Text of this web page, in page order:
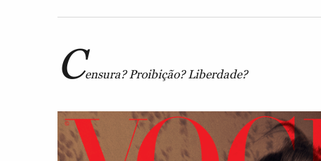
Censura? Proibição? Liberdade?